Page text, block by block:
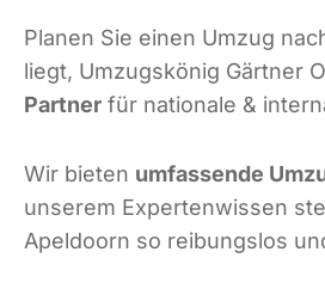
Planen Sie einen Umzug
liegt, Umzugskönig Gärtner
Partner für nationale &
Wir bieten umfassende
unserem Expertenwissen
Apeldoorn so reibungslos